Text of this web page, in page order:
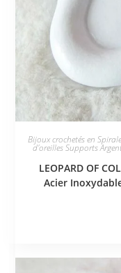
Bijoux crochetés en Spirale
d'oreilles Supports
LEOPARD OF
Acier